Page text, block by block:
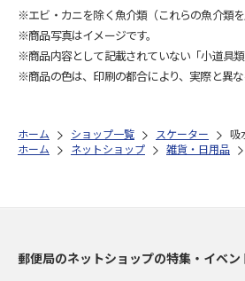
※エビ・カニを除く魚介類（これらの魚介類
※商品写真はイメージです。
※商品内容として記載されていない「小道具
※商品の色は、印刷の都合により、実際と異な
ホーム ショップ一覧 スケーター
吸
ホーム
ネットショップ 雑貨・日用品
郵便局のネットショップの特集・イベン